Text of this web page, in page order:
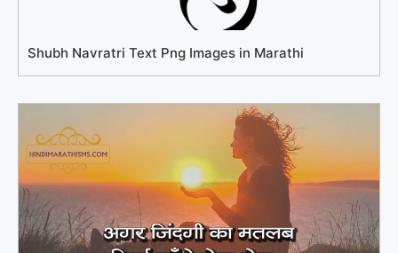
Shubh Navratri Text Png Images in Marathi